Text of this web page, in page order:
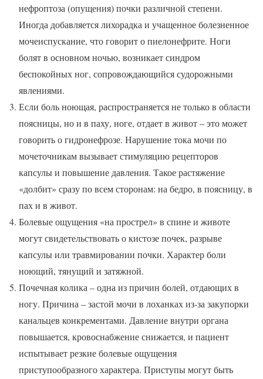
нефроптоза (опущения) почки различной степени.
Иногда добавляется лихорадка и учащенное болезненное
мочеиспускание, что говорит о пиелонефрите. Ноги
болят в основном ночью, возникает синдром
беспокойных ног, сопровождающийся судорожными
явлениями.
Если боль ноющая, распространяется не только в области
поясницы, но и в паху, ноге, отдает в живот – это может
говорить о гидронефрозе. Нарушение тока мочи по
мочеточникам вызывает стимуляцию рецепторов
капсулы и повышение давления. Такое растяжение
«долбит» сразу по всем сторонам: на бедро, в поясницу, в
пах и в живот.
Болевые ощущения «на прострел» в спине и животе
могут свидетельствовать о кистозе почек, разрыве
капсулы или травмировании почки. Характер боли
ноющий, тянущий и затяжной.
Почечная колика – одна из причин болей, отдающих в
ногу. Причина – застой мочи в лоханках из-за закупорки
канальцев конкрементами. Давление внутри органа
повышается, кровоснабжение снижается, и пациент
испытывает резкие болевые ощущения
приступообразного характера. Приступы могут быть